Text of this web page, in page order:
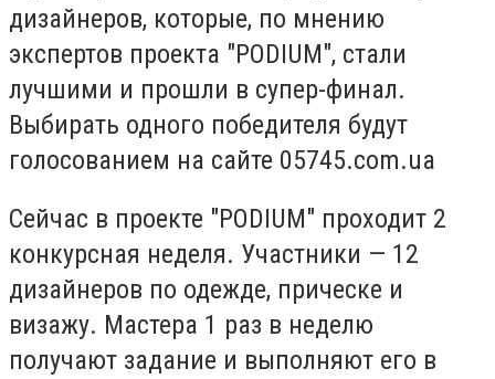
дизайнеров, которые, по мнению
экспертов проекта "PODIUM", стали
лучшими и прошли в супер-финал.
Выбирать одного победителя будут
голосованием на сайте 05745.com.ua
Сейчас в проекте "PODIUM" проходит 2
конкурсная неделя. Участники — 12
дизайнеров по одежде, прическе и
визажу. Мастера 1 раз в неделю
получают задание и выполняют его в